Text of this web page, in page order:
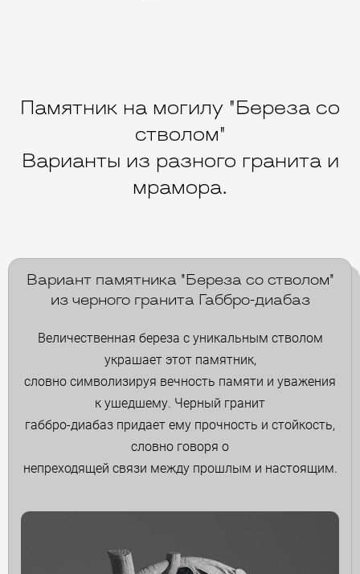
Памятник на могилу "Береза со
стволом"
Варианты из разного гранита и
мрамора.
Вариант памятника "Береза со стволом"
из черного гранита Габбро-диабаз
Величественная береза с уникальным стволом
украшает этот памятник,
словно символизируя вечность памяти и уважения
к ушедшему. Черный гранит
габбро-диабаз придает ему прочность и стойкость,
словно говоря о
непреходящей связи между прошлым и настоящим.